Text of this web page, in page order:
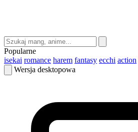
Popularne
isekai romance harem fantasy ecchi action
Wersja desktopowa